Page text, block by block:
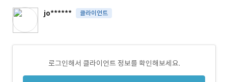
jo****** 클라이언트
로그인해서 클라이언트 정보를 확인해보세요.